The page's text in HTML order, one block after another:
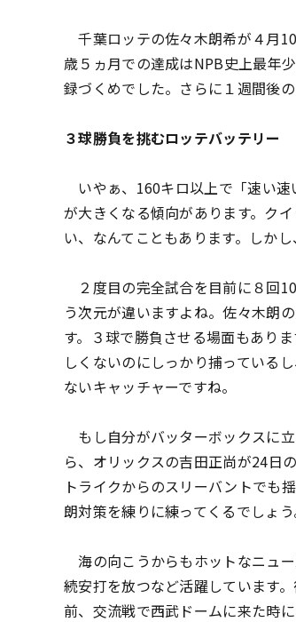
千葉ロッテの佐々木朗希が４月
歳５ヵ月での達成はNPB史上最年
録づくめでした。さらに１週間後
３球勝負を挑むロッテバッテリー
いやぁ、160キロ以上で「速い
が大きくなる傾向があります。ク
い、なんてこともあります。しか
２度目の完全試合を目前に８回
う次元が違いますよね。佐々木朗
す。３球で勝負させる場面もあり
しくないのにしっかり捕っている
ないキャッチャーですね。
もし自分がバッターボックスに
ら、オリックスの吉田正尚が24日
トライクからのスリーバントでも
朗対策を練りに練ってくるでしょう
海の向こうからもホットなニュ
続安打を放つなど活躍しています
前、交流戦で西武ドームに来た時